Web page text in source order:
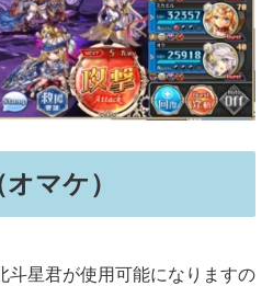
マケ）
斗星君が使用可能になりますの